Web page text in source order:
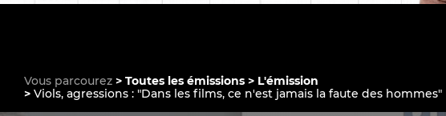
Vous parcourez Toutes les émissions
L'émission
Viols, agressions : "Dans les films, ce n'est jamais la faute des hommes"